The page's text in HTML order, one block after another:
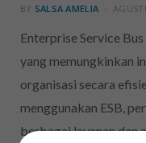
BY SALSA AMELIA
Enterprise Service
yang memungkinkan
organisasi secara
menggunakan ESB,
berbagai layanan dan